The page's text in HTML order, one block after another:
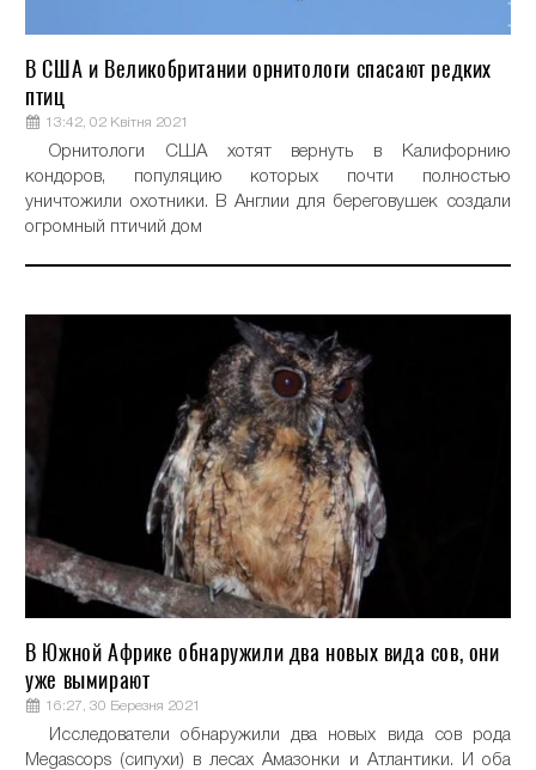
В США и Великобритании орнитологи спасают редких
птиц
13:42, 02 Квітня 2021
Орнитологи США хотят вернуть в Калифорнию
кондоров, популяцию которых почти полностью
уничтожили охотники. В Англии для береговушек создали
огромный птичий дом
В Южной Африке обнаружили два новых вида сов, они
уже вымирают
16:27, 30 Березня 2021
Исследователи обнаружили два новых вида сов рода
Megascops (сипухи) в лесах Амазонки и Атлантики. И оба